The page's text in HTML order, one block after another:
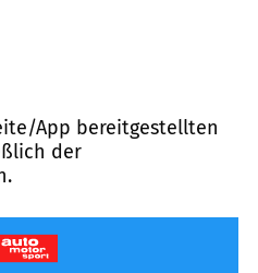
App bereitgestellten
der